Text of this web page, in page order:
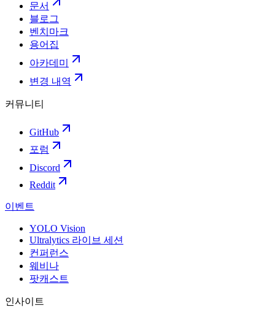
문서
블로그
벤치마크
용어집
아카데미
변경 내역
커뮤니티
GitHub
포럼
Discord
Reddit
이벤트
YOLO Vision
Ultralytics 라이브 세션
컨퍼런스
웨비나
팟캐스트
인사이트